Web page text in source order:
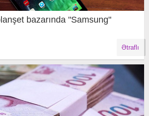
bazarında "Samsung"
Ətraflı